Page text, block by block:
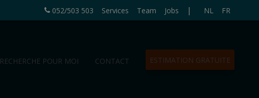
052/503 503 Services Team Jobs | NL FR
RECHERCHE POUR MOI CONTACT ESTIMATION GRATUITE